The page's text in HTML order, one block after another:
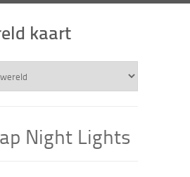
kaart
Night Lights